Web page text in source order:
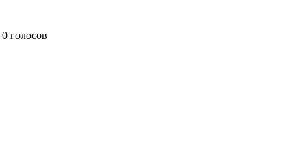
0 голосов